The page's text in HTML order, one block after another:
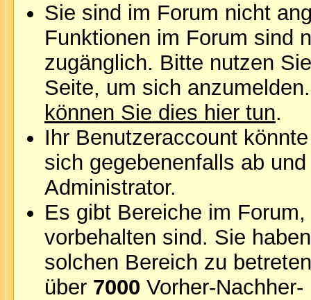
Sie sind im Forum nicht
Funktionen im Forum sind
zugänglich. Bitte nutzen
Seite, um sich
können Sie dies hier tun.
Ihr Benutzeraccount
sich gegebenenfalls ab
Administrator.
Es gibt Bereiche im
vorbehalten sind. Sie
solchen Bereich zu
über 7000 Vorher-